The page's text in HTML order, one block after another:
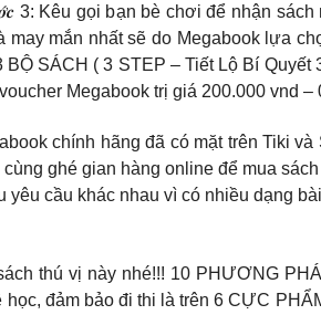
3: Kêu gọi bạn bè chơi để nhận
mắn nhất sẽ do Megabook lựa
SÁCH ( 3 STEP – Tiết Lộ Bí
Megabook trị giá 200.000 vnd
chính hãng đã có mặt trên Tiki
ghé gian hàng online để mua
cầu khác nhau vì có nhiều dạng
thú vị này nhé!!! 10 PHƯƠNG
đảm bảo đi thi là trên 6 CỰC